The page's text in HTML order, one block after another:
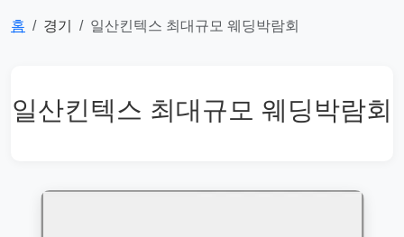
홈 경기 일산킨텍스 최대규모 웨딩박람회
일산킨텍스 최대규모 웨딩박람회